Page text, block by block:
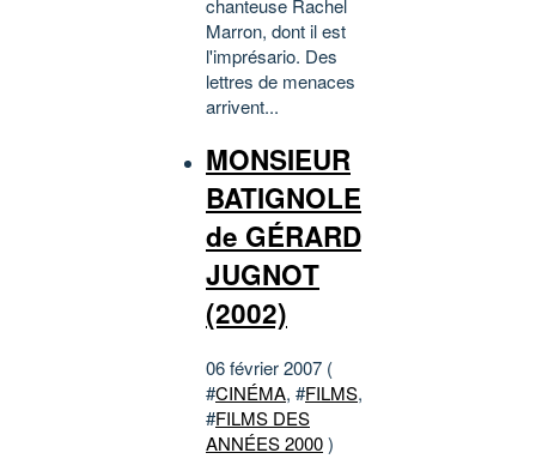
Marron, dont il est
l'imprésario. Des
lettres de menaces
arrivent...
MONSIEUR
BATIGNOLE
de GÉRARD
JUGNOT
(2002)
06 février 2007 (
#CINÉMA, #FILMS,
#FILMS DES
ANNÉES 2000)